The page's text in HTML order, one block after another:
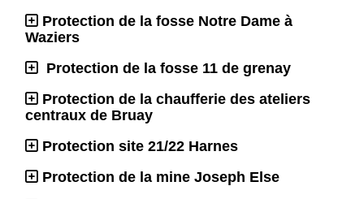
Protection de la fosse Notre Dame à
Waziers
Protection de la fosse 11 de grenay
Protection de la chaufferie des ateliers
centraux de Bruay
Protection site 21/22 Harnes
Protection de la mine Joseph Else